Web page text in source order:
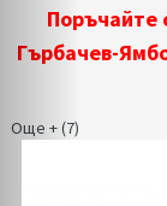
Поръчайте
Гърбачев-
Още + (7)